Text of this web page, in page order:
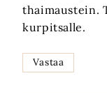
thaimaustein.
kurpitsalle.
Vastaa